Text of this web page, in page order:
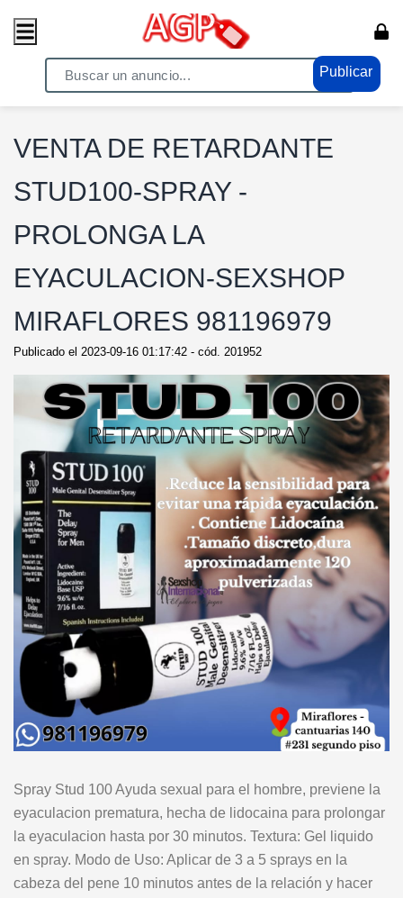
Publicar
/ Electrónicos - Video / Tecnología y PC
VENTA DE RETARDANTE
STUD100-SPRAY -
PROLONGA LA
EYACULACION-SEXSHOP
MIRAFLORES 981196979
Publicado el 2023-09-16 01:17:42 - cód. 201952
Spray Stud 100 Ayuda sexual para el hombre, previene la
eyaculacion prematura, hecha de lidocaina para prolongar
la eyaculacion hasta por 30 minutos. Textura: Gel liquido
en spray. Modo de Uso: Aplicar de 3 a 5 sprays en la
cabeza del pene 10 minutos antes de la relación y hacer